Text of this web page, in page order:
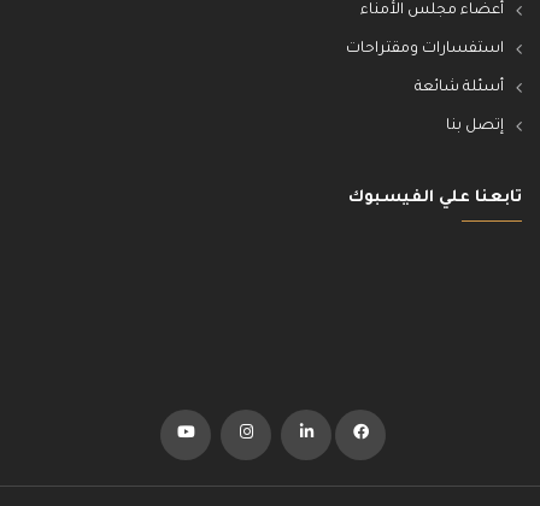
أعضاء مجلس الأمناء
استفسارات ومقتراحات
أسئلة شائعة
إتصل بنا
تابعنا علي الفيسبوك